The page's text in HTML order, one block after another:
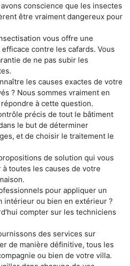
conscience que les insectes
être vraiment dangereux pour
vous offre une
contre les cafards. Vous
de ne pas subir les
les causes exactes de votre
? Nous sommes vraiment en
à cette question.
précis de tout le bâtiment
le but de déterminer
et de choisir le traitement le
de solution qui vous
toutes les causes de votre
pour appliquer un
intérieur ou bien en extérieur ?
compter sur les techniciens
des services sur
de manière définitive, tous les
ou bien de votre villa.